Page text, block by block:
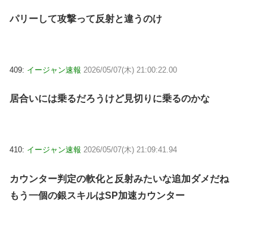
パリーして攻撃って反射と違うのけ
409: イージャン速報 2026/05/07(木) 21:00:22.00
居合いには乗るだろうけど見切りに乗るのかな
410: イージャン速報 2026/05/07(木) 21:09:41.94
カウンター判定の軟化と反射みたいな追加ダメだね
もう一個の銀スキルはSP加速カウンター